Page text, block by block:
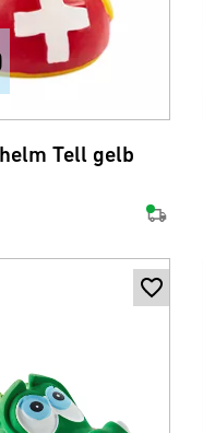
Tell gelb